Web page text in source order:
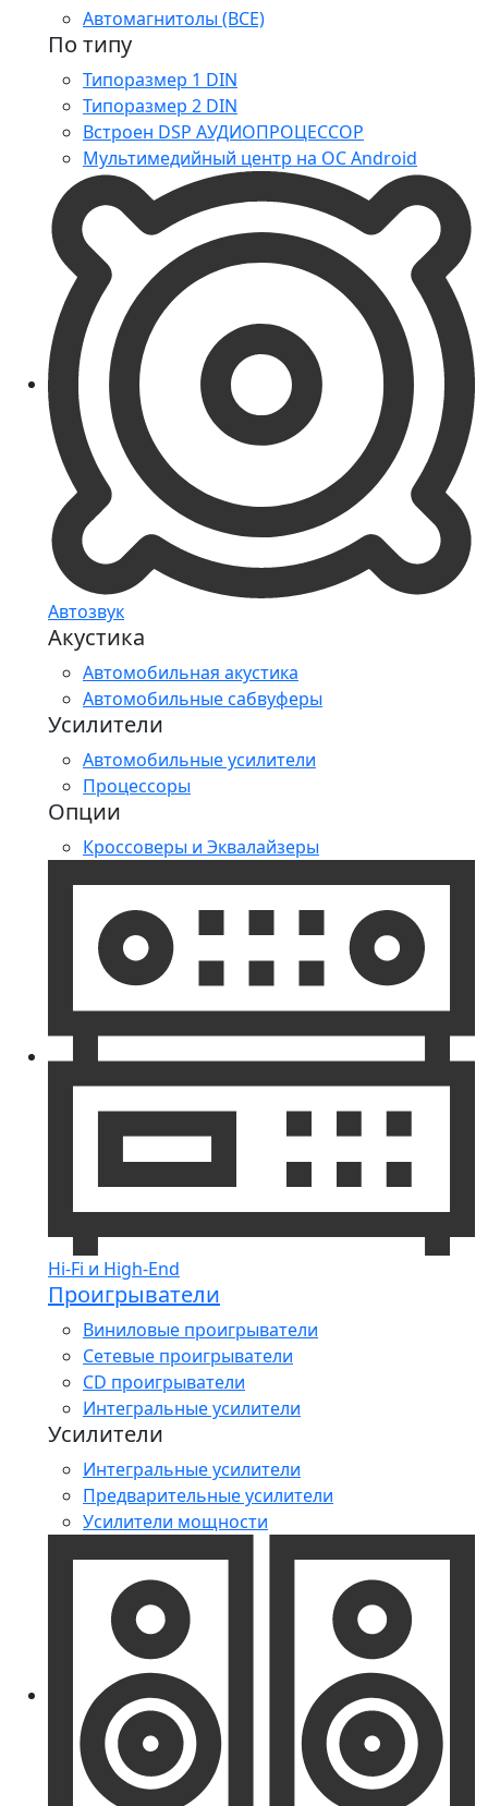
Автомагнитолы (ВСЕ)
По типу
Типоразмер 1 DIN
Типоразмер 2 DIN
Встроен DSP АУДИОПРОЦЕССОР
Мультимедийный центр на ОС Android
Автозвук
Акустика
Автомобильная акустика
Автомобильные сабвуферы
Усилители
Автомобильные усилители
Процессоры
Опции
Кроссоверы и Эквалайзеры
Hi-Fi и High-End
Проигрыватели
Виниловые проигрыватели
Сетевые проигрыватели
CD проигрыватели
Интегральные усилители
Усилители
Интегральные усилители
Предварительные усилители
Усилители мощности